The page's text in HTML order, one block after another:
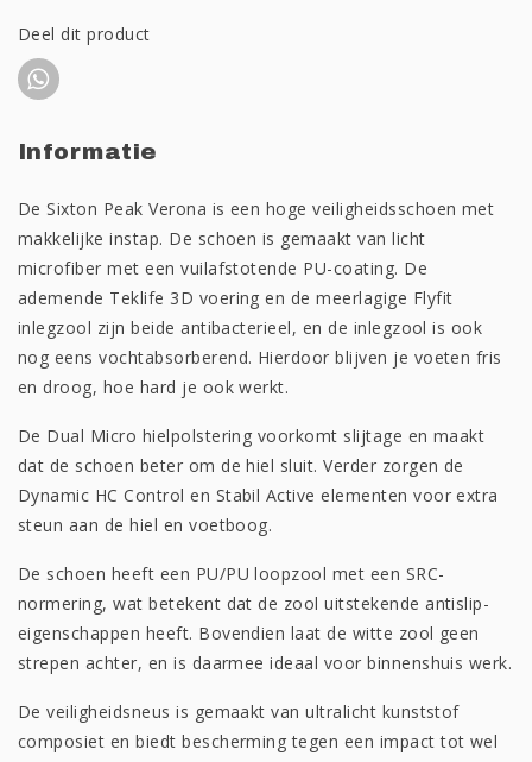
Deel dit product
Informatie
De Sixton Peak Verona is een hoge veiligheidsschoen met
makkelijke instap. De schoen is gemaakt van licht
microfiber met een vuilafstotende PU-coating. De
ademende Teklife 3D voering en de meerlagige Flyfit
inlegzool zijn beide antibacterieel, en de inlegzool is ook
nog eens vochtabsorberend. Hierdoor blijven je voeten fris
en droog, hoe hard je ook werkt.
De Dual Micro hielpolstering voorkomt slijtage en maakt
dat de schoen beter om de hiel sluit. Verder zorgen de
Dynamic HC Control en Stabil Active elementen voor extra
steun aan de hiel en voetboog.
De schoen heeft een PU/PU loopzool met een SRC-
normering, wat betekent dat de zool uitstekende antislip-
eigenschappen heeft. Bovendien laat de witte zool geen
strepen achter, en is daarmee ideaal voor binnenshuis werk.
De veiligheidsneus is gemaakt van ultralicht kunststof
composiet en biedt bescherming tegen een impact tot wel